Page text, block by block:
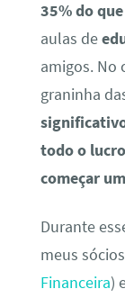
35% do
aulas de
amigos. No
graninha
todo o
começar
Durante
meus sócios
Financeira)